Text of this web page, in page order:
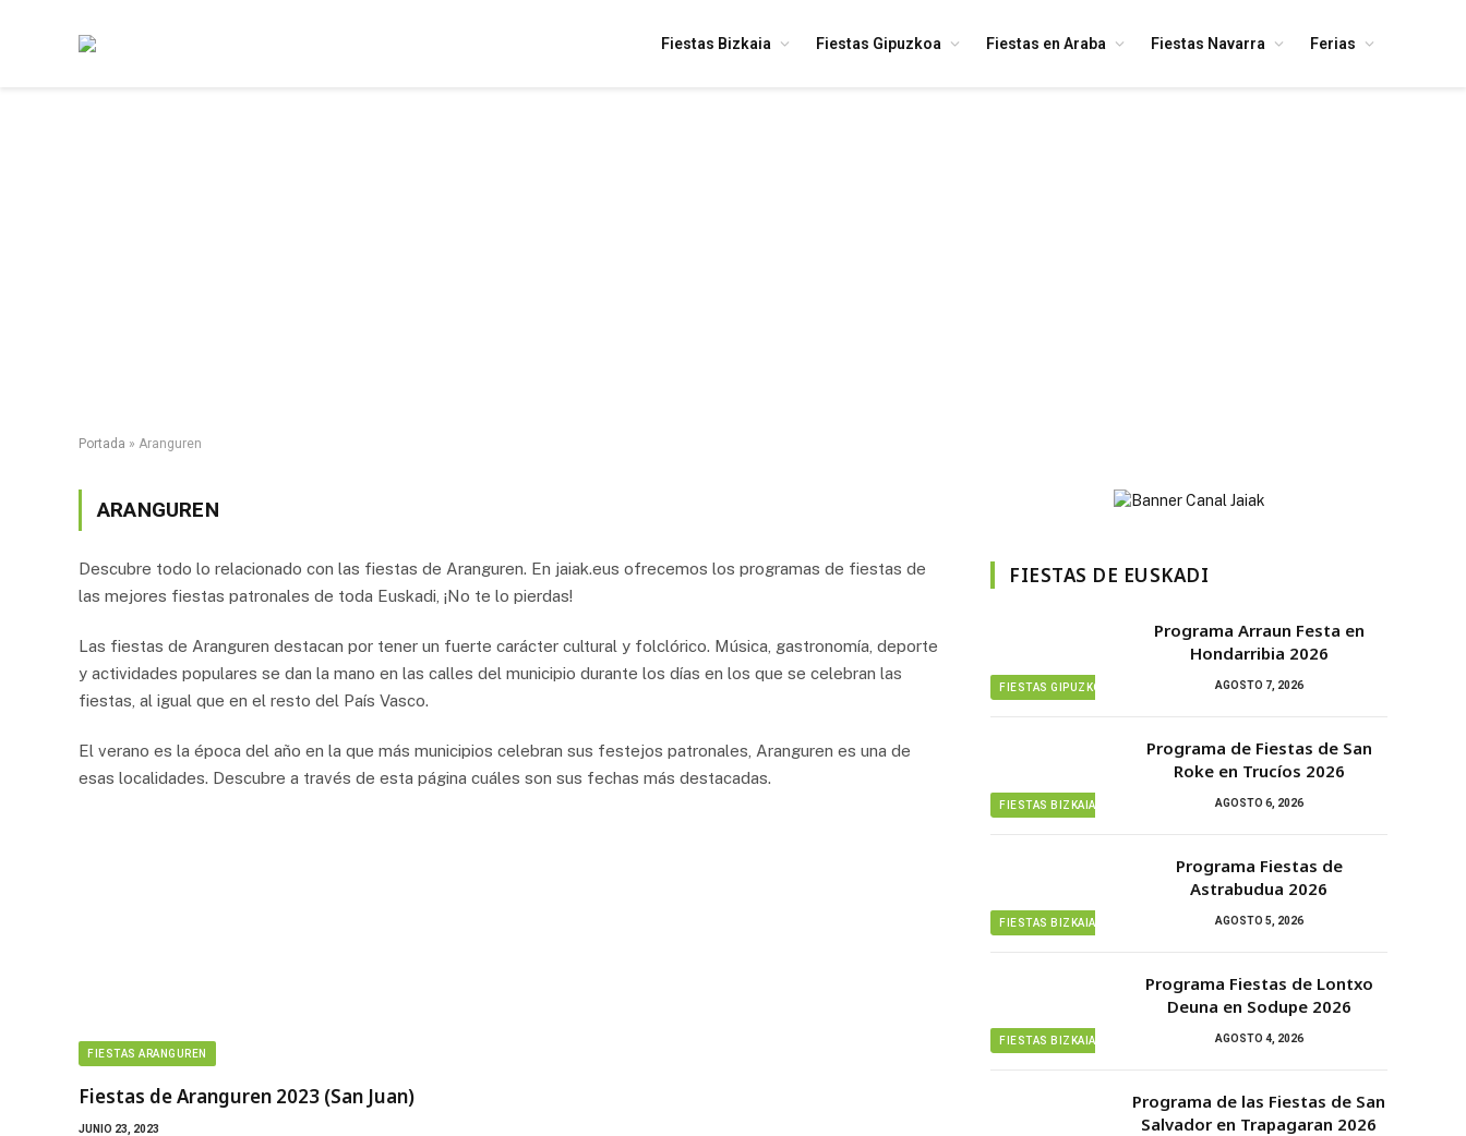
Fiestas Bizkaia Fiestas Gipuzkoa Fiestas en Araba Fiestas Navarra Ferias
Portada » Aranguren
ARANGUREN
Descubre todo lo relacionado con las fiestas de Aranguren. En jaiak.eus ofrecemos los programas de fiestas de
las mejores fiestas patronales de toda Euskadi, ¡No te lo pierdas!
Las fiestas de Aranguren destacan por tener un fuerte carácter cultural y folclórico. Música, gastronomía, deporte
y actividades populares se dan la mano en las calles del municipio durante los días en los que se celebran las
fiestas, al igual que en el resto del País Vasco.
El verano es la época del año en la que más municipios celebran sus festejos patronales, Aranguren es una de
esas localidades. Descubre a través de esta página cuáles son sus fechas más destacadas.
FIESTAS ARANGUREN
Fiestas de Aranguren 2023 (San Juan)
JUNIO 23, 2023
FIESTAS DE EUSKADI
FIESTAS GIPUZKOA
Programa Arraun Festa en
Hondarribia 2026
AGOSTO 7, 2026
FIESTAS BIZKAIA
Programa de Fiestas de San
Roke en Trucíos 2026
AGOSTO 6, 2026
FIESTAS BIZKAIA
Programa Fiestas de
Astrabudua 2026
AGOSTO 5, 2026
FIESTAS BIZKAIA
Programa Fiestas de Lontxo
Deuna en Sodupe 2026
AGOSTO 4, 2026
Programa de las Fiestas de San
Salvador en Trapagaran 2026